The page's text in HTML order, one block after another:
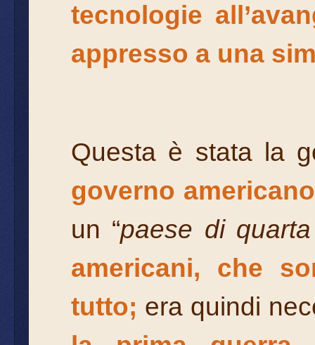
tecnologie
appresso a una
Questa è stata la
governo
un “paese di
americani, che
tutto; era quindi